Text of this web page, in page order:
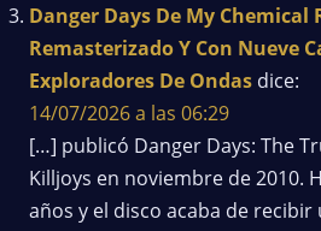
Danger Days De My Chemical
Remasterizado Y Con Nueve
Exploradores De Ondas dice:
14/07/2026 a las 06:29
[…] publicó Danger Days: The
Killjoys en noviembre de 2010.
años y el disco acaba de